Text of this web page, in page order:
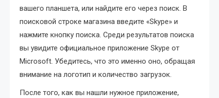
вашего планшета, или найдите его через поиск. В
поисковой строке магазина введите «Skype» и
нажмите кнопку поиска. Среди результатов поиска
вы увидите официальное приложение Skype от
Microsoft. Убедитесь, что это именно оно, обращая
внимание на логотип и количество загрузок.
После того, как вы нашли нужное приложение,